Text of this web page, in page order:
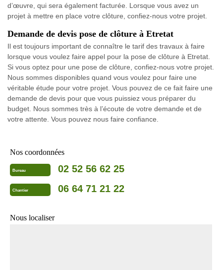
d’œuvre, qui sera également facturée. Lorsque vous avez un
projet à mettre en place votre clôture, confiez-nous votre projet.
Demande de devis pose de clôture à Etretat
Il est toujours important de connaître le tarif des travaux à faire
lorsque vous voulez faire appel pour la pose de clôture à Etretat.
Si vous optez pour une pose de clôture, confiez-nous votre projet.
Nous sommes disponibles quand vous voulez pour faire une
véritable étude pour votre projet. Vous pouvez de ce fait faire une
demande de devis pour que vous puissiez vous préparer du
budget. Nous sommes très à l’écoute de votre demande et de
votre attente. Vous pouvez nous faire confiance.
Nos coordonnées
Bureau 02 52 56 62 25
Chantier 06 64 71 21 22
Nous localiser